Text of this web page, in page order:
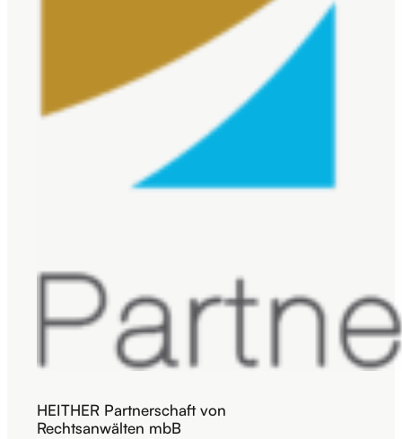
HEITHER Partnerschaft von
Rechtsanwälten mbB